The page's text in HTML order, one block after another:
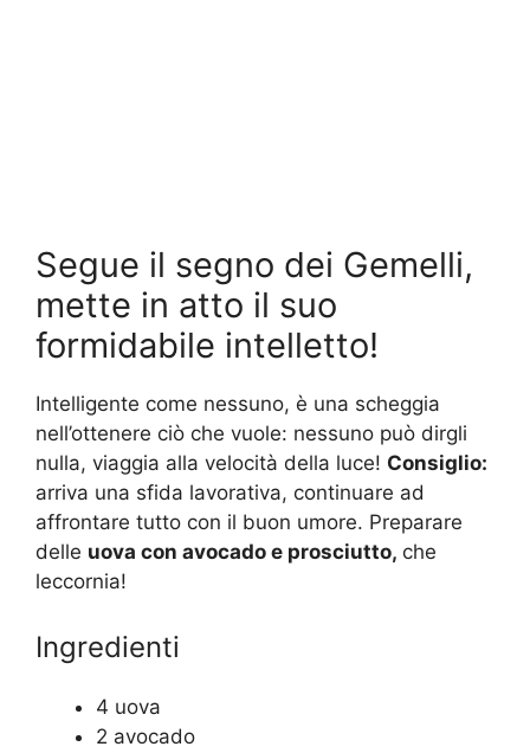
Segue il segno dei Gemelli,
mette in atto il suo
formidabile intelletto!
Intelligente come nessuno, è una scheggia
nell’ottenere ciò che vuole: nessuno può dirgli
nulla, viaggia alla velocità della luce! Consiglio:
arriva una sfida lavorativa, continuare ad
affrontare tutto con il buon umore. Preparare
delle uova con avocado e prosciutto, che
leccornia!
Ingredienti
4 uova
2 avocado